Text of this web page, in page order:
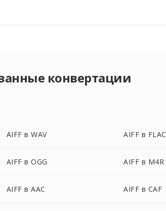
конвертации
AIFF в WAV AIFF в FLAC
AIFF в OGG AIFF в M4R
AIFF в AAC AIFF в CAF